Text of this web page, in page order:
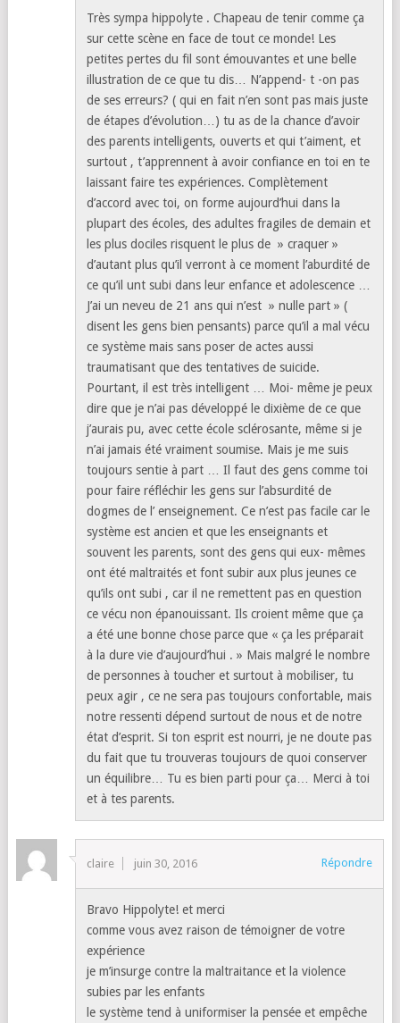
Très sympa hippolyte . Chapeau de tenir comme ça
sur cette scène en face de tout ce monde! Les
petites pertes du fil sont émouvantes et une belle
illustration de ce que tu dis… N’append- t -on pas
de ses erreurs? ( qui en fait n’en sont pas mais juste
de étapes d’évolution…) tu as de la chance d’avoir
des parents intelligents, ouverts et qui t’aiment, et
surtout , t’apprennent à avoir confiance en toi en te
laissant faire tes expériences. Complètement
d’accord avec toi, on forme aujourd’hui dans la
plupart des écoles, des adultes fragiles de demain et
les plus dociles risquent le plus de » craquer »
d’autant plus qu’il verront à ce moment l’aburdité de
ce qu’il unt subi dans leur enfance et adolescence …
J’ai un neveu de 21 ans qui n’est » nulle part » (
disent les gens bien pensants) parce qu’il a mal vécu
ce système mais sans poser de actes aussi
traumatisant que des tentatives de suicide.
Pourtant, il est très intelligent … Moi- même je peux
dire que je n’ai pas développé le dixième de ce que
j’aurais pu, avec cette école sclérosante, même si je
n’ai jamais été vraiment soumise. Mais je me suis
toujours sentie à part … Il faut des gens comme toi
pour faire réfléchir les gens sur l’absurdité de
dogmes de l’ enseignement. Ce n’est pas facile car le
système est ancien et que les enseignants et
souvent les parents, sont des gens qui eux- mêmes
ont été maltraités et font subir aux plus jeunes ce
qu’ils ont subi , car il ne remettent pas en question
ce vécu non épanouissant. Ils croient même que ça
a été une bonne chose parce que « ça les préparait
à la dure vie d’aujourd’hui . » Mais malgré le nombre
de personnes à toucher et surtout à mobiliser, tu
peux agir , ce ne sera pas toujours confortable, mais
notre ressenti dépend surtout de nous et de notre
état d’esprit. Si ton esprit est nourri, je ne doute pas
du fait que tu trouveras toujours de quoi conserver
un équilibre… Tu es bien parti pour ça… Merci à toi
et à tes parents.
claire juin 30, 2016 Répondre
Bravo Hippolyte! et merci
comme vous avez raison de témoigner de votre
expérience
je m’insurge contre la maltraitance et la violence
subies par les enfants
le système tend à uniformiser la pensée et empêche